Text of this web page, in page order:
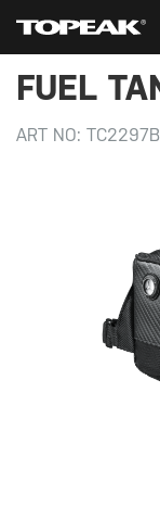
FUEL
ART NO: TC2297B